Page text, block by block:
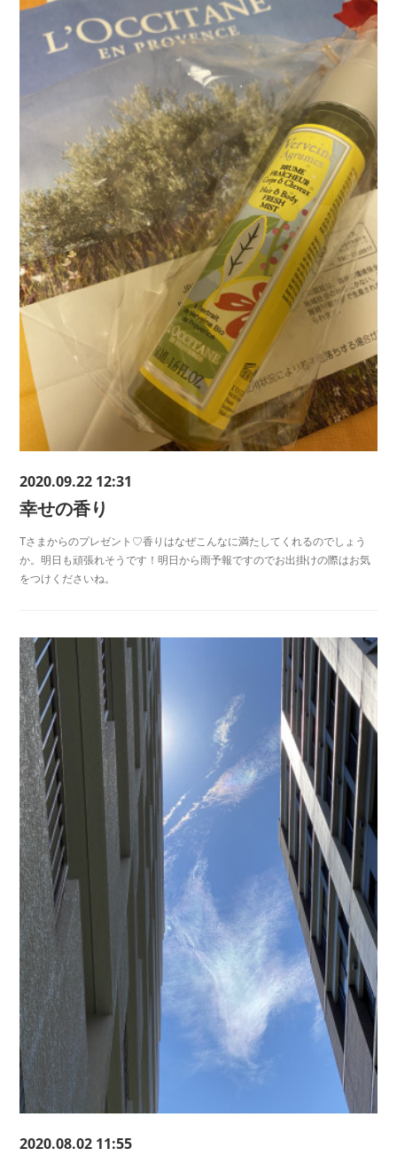
2020.09.22 12:31
幸せの香り
Tさまからのプレゼント♡香りはなぜこんなに満たしてくれるのでしょう
か。明日も頑張れそうです！明日から雨予報ですのでお出掛けの際はお気
をつけくださいね。
2020.08.02 11:55